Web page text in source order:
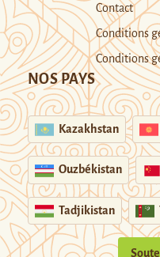
Contact
Conditions
Conditions
NOS PAYS
Kazakhstan
Ouzbékistan
Tadjikistan